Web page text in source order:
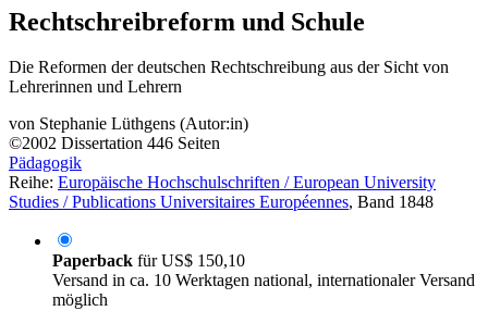
Rechtschreibreform und Schule
Die Reformen der deutschen Rechtschreibung aus der Sicht von
Lehrerinnen und Lehrern
von Stephanie Lüthgens (Autor:in)
©2002 Dissertation 446 Seiten
Pädagogik
Reihe: Europäische Hochschulschriften / European University
Studies / Publications Universitaires Européennes, Band 1848
Paperback fürUS$ 150,10
Versand in ca. 10 Werktagen national, internationaler Versand
möglich